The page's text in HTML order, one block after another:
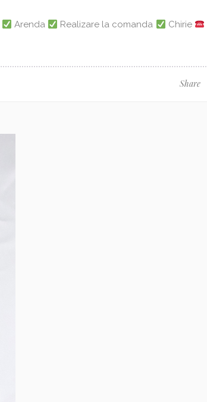
Arenda Realizare la comanda Chirie
Share